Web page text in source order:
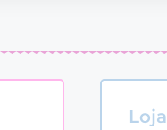
Loja